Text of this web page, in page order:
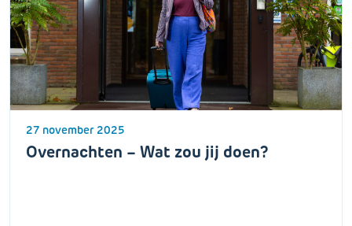
27 november 2025
Overnachten – Wat zou jij doen?